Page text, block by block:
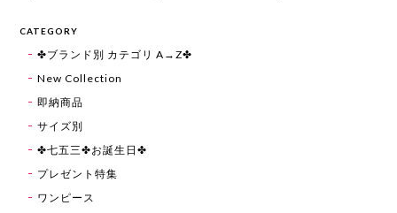
CATEGORY
✤ブランド別 カテゴリ A→Z✤
New Collection
即納商品
サイズ別
✤七五三✤お誕生日✤
プレゼント特集
ワンピース